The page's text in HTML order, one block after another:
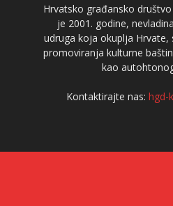
Hrvatsko građansko
je 2001. godine,
udruga koja okuplja Hrvate,
promoviranja kulturne
kao
Kontaktirajte nas: hgd-